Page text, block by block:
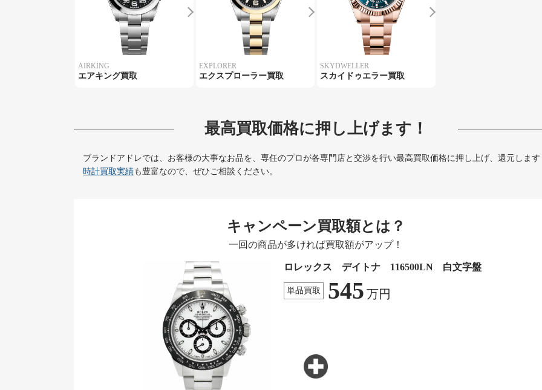
AIRKING
エアキング買取
EXPLORER
エクスプローラー買取
SKYDWELLER
スカイドゥエラー買取
最高買取価格に押し上げます！
ブランドアドレでは、お客様の大事なお品を、専任のプロが各専門店と交渉を行い最高買取価格に押し上げ、還元します
時計買取実績も豊富なので、ぜひご相談ください。
キャンペーン買取額とは？
一回の商品が多ければ買取額がアップ！
ロレックス デイトナ 116500LN 白文字盤
単品買取 545 万円